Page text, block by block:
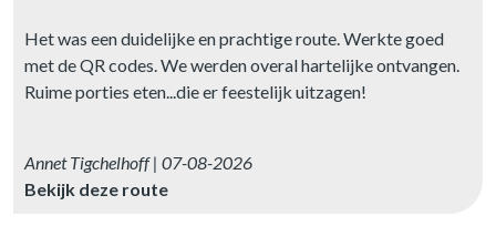
Het was een duidelijke en prachtige route. Werkte goed
met de QR codes. We werden overal hartelijke ontvangen.
Ruime porties eten...die er feestelijk uitzagen!
Annet Tigchelhoff | 07-08-2026
Bekijk deze route